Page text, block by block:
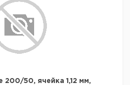
200/50, ячейка 1,12 мм,